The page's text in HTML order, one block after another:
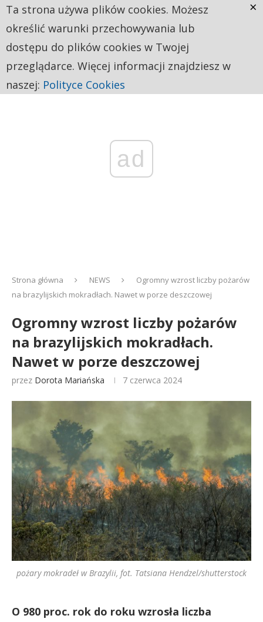
ad
Strona główna NEWS
Ogromny wzrost liczby pożarów
na brazylijskich mokradłach. Nawet w porze deszczowej
Ogromny wzrost liczby pożarów
na brazylijskich mokradłach.
Nawet w porze deszczowej
przez Dorota Mariańska 7 czerwca 2024
pożary mokradeł w Brazylii, fot. Tatsiana Hendzel/shutterstock
O 980 proc. rok do roku wzrosła liczba
Ta strona używa plików cookies. Możesz
określić warunki przechowywania lub
dostępu do plików cookies w Twojej
przeglądarce. Więcej informacji znajdziesz w
naszej: Polityce Cookies
×